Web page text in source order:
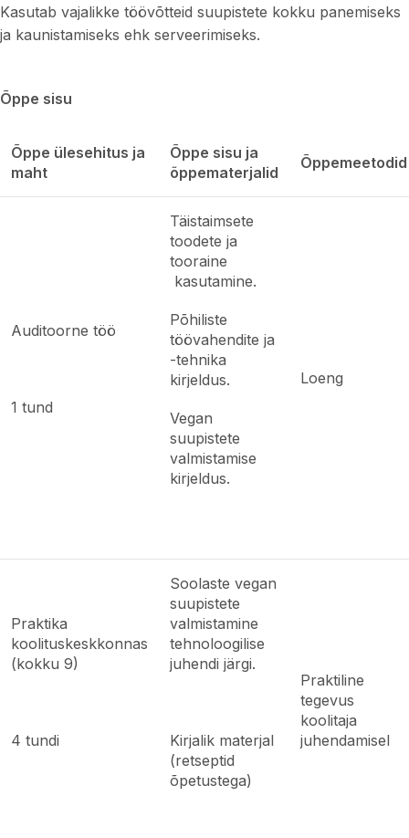
Kasutab vajalikke töövõtteid suupistete kokku panemiseks
ja kaunistamiseks ehk serveerimiseks.
Õppe sisu
Õppe ülesehitus ja
maht
Õppe sisu ja
õppematerjalid
Õppemeetodid
Auditoorne töö
1 tund
Täistaimsete
toodete ja
tooraine
kasutamine.
Põhiliste
töövahendite ja
-tehnika
kirjeldus.
Vegan
suupistete
valmistamise
kirjeldus.
Loeng
Praktika
koolituskeskkonnas
(kokku 9)
4 tundi
Soolaste vegan
suupistete
valmistamine
tehnoloogilise
juhendi järgi.
Kirjalik materjal
(retseptid
õpetustega)
Praktiline
tegevus
koolitaja
juhendamisel